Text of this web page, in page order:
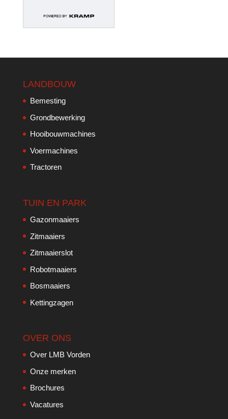
LANDBOUW
Bemesting
Grondbewerking
Hooibouwmachines
Voermachines
Tractoren
TUIN EN PARK
Gazonmaaiers
Zitmaaiers
Zitmaaierslot
Robotmaaiers
Bosmaaiers
Kettingzagen
OVER ONS
Over LMB Vorden
Onze merken
Brochures
Vacatures